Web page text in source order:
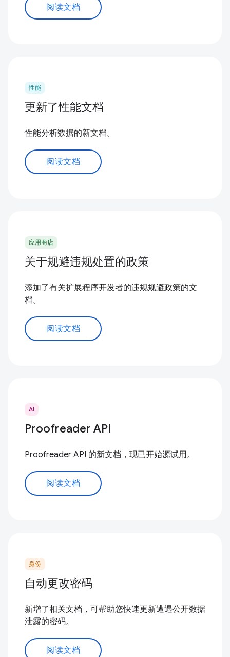
阅读文档
性能
更新了性能文档
性能分析数据的新文档。
阅读文档
应用商店
关于规避违规处置的政策
添加了有关扩展程序开发者的违规规避政策的文
档。
阅读文档
AI
Proofreader API
Proofreader API 的新文档，现已开始源试用。
阅读文档
身份
自动更改密码
新增了相关文档，可帮助您快速更新遭遇公开数据
泄露的密码。
阅读文档